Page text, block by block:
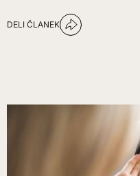
DELI ČLANEK